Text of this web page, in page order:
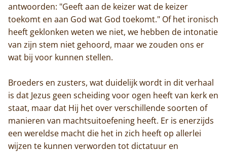
antwoorden: "Geeft aan de keizer wat de keizer
toekomt en aan God wat God toekomt." Of het ironisch
heeft geklonken weten we niet, we hebben de intonatie
van zijn stem niet gehoord, maar we zouden ons er
wat bij voor kunnen stellen.
Broeders en zusters, wat duidelijk wordt in dit verhaal
is dat Jezus geen scheiding voor ogen heeft van kerk en
staat, maar dat Hij het over verschillende soorten of
manieren van machtsuitoefening heeft. Er is enerzijds
een wereldse macht die het in zich heeft op allerlei
wijzen te kunnen verworden tot dictatuur en